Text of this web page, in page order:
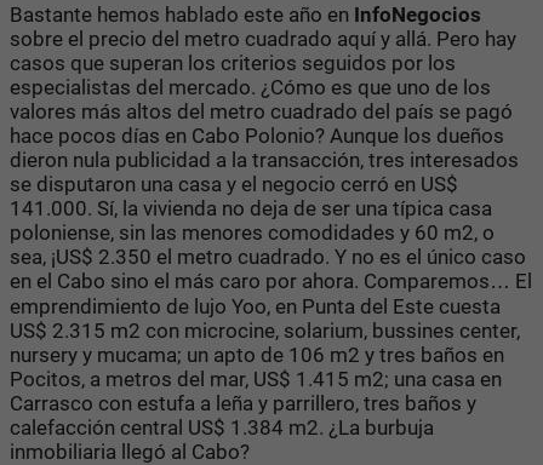
Bastante hemos hablado este año en InfoNegocios
sobre el precio del metro cuadrado aquí y allá. Pero hay
casos que superan los criterios seguidos por los
especialistas del mercado. ¿Cómo es que uno de los
valores más altos del metro cuadrado del país se pagó
hace pocos días en Cabo Polonio? Aunque los dueños
dieron nula publicidad a la transacción, tres interesados
se disputaron una casa y el negocio cerró en US$
141.000. Sí, la vivienda no deja de ser una típica casa
poloniense, sin las menores comodidades y 60 m2, o
sea, ¡US$ 2.350 el metro cuadrado. Y no es el único caso
en el Cabo sino el más caro por ahora. Comparemos… El
emprendimiento de lujo Yoo, en Punta del Este cuesta
US$ 2.315 m2 con microcine, solarium, bussines center,
nursery y mucama; un apto de 106 m2 y tres baños en
Pocitos, a metros del mar, US$ 1.415 m2; una casa en
Carrasco con estufa a leña y parrillero, tres baños y
calefacción central US$ 1.384 m2. ¿La burbuja
inmobiliaria llegó al Cabo?